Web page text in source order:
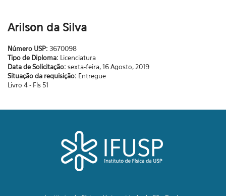
Arilson da Silva
Número USP: 3670098
Tipo de Diploma: Licenciatura
Data de Solicitação: sexta-feira, 16 Agosto, 2019
Situação da requisição: Entregue
Livro 4 - Fls 51